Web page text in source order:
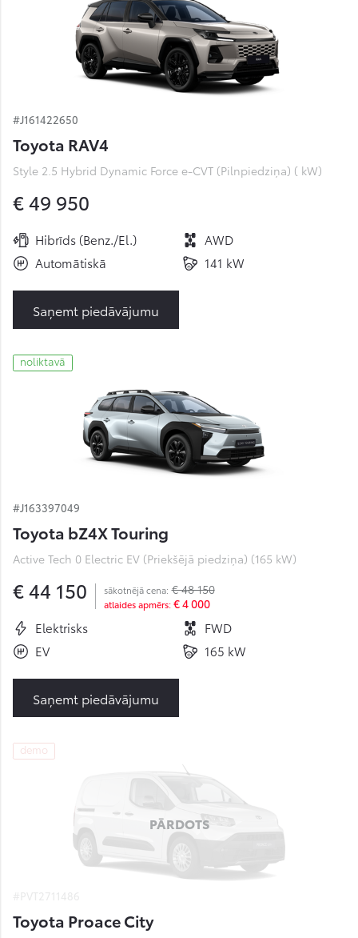
#J161422650
Toyota RAV4
Style 2.5 Hybrid Dynamic Force e-CVT (Pilnpiedziņa) ( kW)
€ 49 950
Hibrīds (Benz./El.)
AWD
Automātiskā
141 kW
Saņemt piedāvājumu
noliktavā
#J163397049
Toyota bZ4X Touring
Active Tech 0 Electric EV (Priekšējā piedziņa) (165 kW)
€ 44 150 sākotnējā cena: € 48 150
atlaides apmērs: € 4 000
Elektrisks
FWD
EV
165 kW
Saņemt piedāvājumu
demo
PĀRDOTS
Toyota Proace City